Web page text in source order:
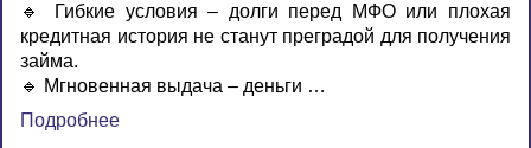
🔹 Гибкие условия – долги перед МФО или плохая
кредитная история не станут преградой для получения
займа.
🔹 Мгновенная выдача – деньги …
Подробнее